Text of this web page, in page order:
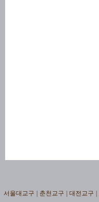
서울대교구 춘천교구 대전교구